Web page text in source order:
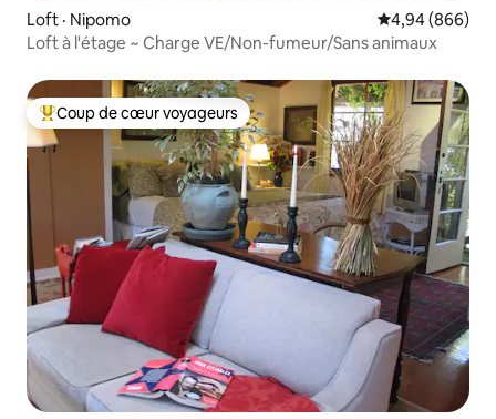
Loft · Nipomo Note
4,94 (866)
Loft à l'étage ~ Charge VE/Non-fumeur/Sans animaux
Coup de cœur voyageurs parmi les plus aimés
Coup de cœur voyageurs